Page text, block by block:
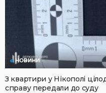
НОВИНИ
З квартири у Нікополі
справу передали до суду